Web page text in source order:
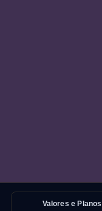
Valores e Planos